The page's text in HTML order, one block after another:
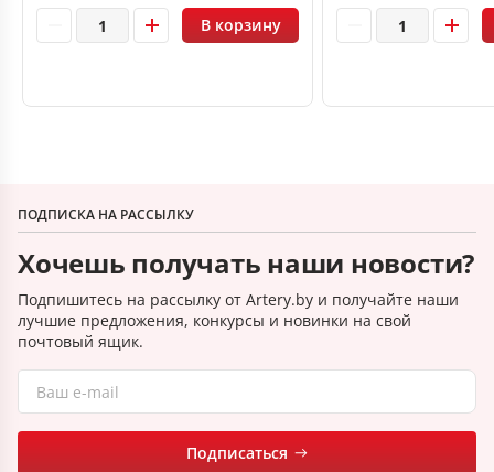
В корзину
ПОДПИСКА НА РАССЫЛКУ
Хочешь получать наши новости?
Подпишитесь на рассылку от Artery.by и получайте наши
лучшие предложения, конкурсы и новинки на свой
почтовый ящик.
Подписаться